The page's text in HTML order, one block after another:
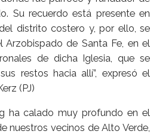
Su recuerdo está presente en
distrito costero y, por ello, se
de Santa Fe, en el
de dicha Iglesia, que se
restos hacia allí”, expresó el
(PJ)
ha calado muy profundo en el
nuestros vecinos de Alto Verde,